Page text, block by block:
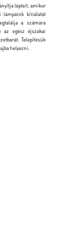
lépteit, amikor
lámpáink kínálatát
a számára
az egész éjszakai
Telepítésük
helyezni.